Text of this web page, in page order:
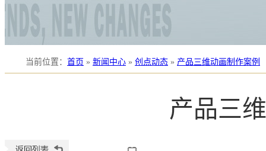
当前位置 ： 首页 » 新闻中心 » 创点动态 » 产品三维动画制作案例
产品三